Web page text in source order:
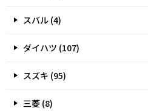
スバル (4)
ダイハツ (107)
スズキ (95)
三菱 (8)